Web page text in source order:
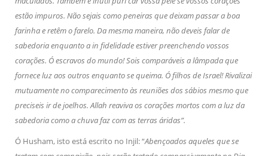
estão impuros. Não sejais como peneiras que deixam passar a boa
farinha e retêm o farelo. Da mesma maneira, não deveis falar de
sabedoria enquanto a in fidelidade estiver preenchendo vossos
corações. Ó escravos do mundo! Sois comparáveis a lâmpada que
fornece luz aos outros enquanto se queima. Ó filhos de Israel! Rivalizai
mutuamente no comparecimento às reuniões dos sábios mesmo que
preciseis ir de joelhos. Allah reaviva os corações mortos com a luz da
sabedoria como a chuva faz com as terras áridas”.
Ó Husham, isto está escrito no Injil: “Abençoados aqueles que se